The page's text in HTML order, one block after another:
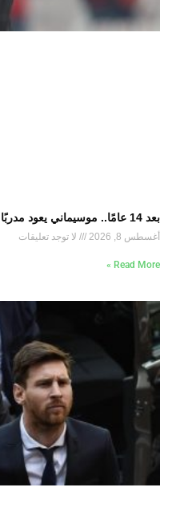
بعد 14 عامًا.. موسيماني يعود مدربًا لمنتخب جنوب أفريقيا
أغسطس 8, 2026 لا توجد تعليقات
Read More »